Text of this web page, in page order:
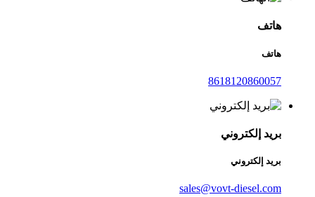
هاتف
هاتف
8618120860057
بريد إلكتروني
بريد إلكتروني
sales@vovt-diesel.com